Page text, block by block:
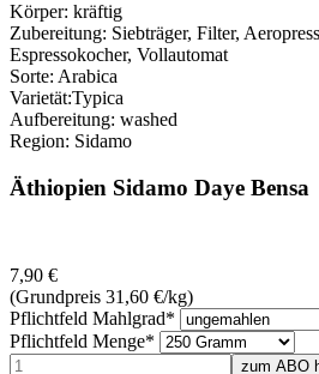
Körper: kräftig
Zubereitung: Siebträger, Filter,
Espressokocher, Vollautomat
Sorte: Arabica
Varietät:Typica
Aufbereitung: washed
Region: Sidamo
Äthiopien Sidamo Daye Bensa
7,90 €
(Grundpreis 31,60 €/kg)
Pflichtfeld Mahlgrad*
Pflichtfeld Menge*